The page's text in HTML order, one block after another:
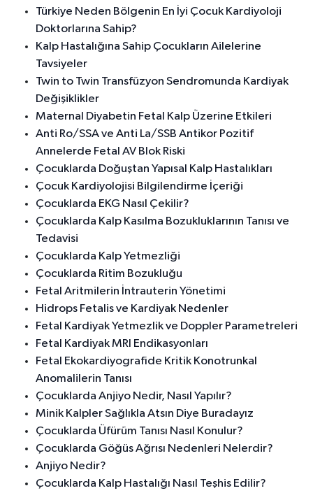
Türkiye Neden Bölgenin En İyi Çocuk Kardiyoloji
Doktorlarına Sahip?
Kalp Hastalığına Sahip Çocukların Ailelerine
Tavsiyeler
Twin to Twin Transfüzyon Sendromunda Kardiyak
Değişiklikler
Maternal Diyabetin Fetal Kalp Üzerine Etkileri
Anti Ro/SSA ve Anti La/SSB Antikor Pozitif
Annelerde Fetal AV Blok Riski
Çocuklarda Doğuştan Yapısal Kalp Hastalıkları
Çocuk Kardiyolojisi Bilgilendirme İçeriği
Çocuklarda EKG Nasıl Çekilir?
Çocuklarda Kalp Kasılma Bozukluklarının Tanısı ve
Tedavisi
Çocuklarda Kalp Yetmezliği
Çocuklarda Ritim Bozukluğu
Fetal Aritmilerin İntrauterin Yönetimi
Hidrops Fetalis ve Kardiyak Nedenler
Fetal Kardiyak Yetmezlik ve Doppler Parametreleri
Fetal Kardiyak MRI Endikasyonları
Fetal Ekokardiyografide Kritik Konotrunkal
Anomalilerin Tanısı
Çocuklarda Anjiyo Nedir, Nasıl Yapılır?
Minik Kalpler Sağlıkla Atsın Diye Buradayız
Çocuklarda Üfürüm Tanısı Nasıl Konulur?
Çocuklarda Göğüs Ağrısı Nedenleri Nelerdir?
Anjiyo Nedir?
Çocuklarda Kalp Hastalığı Nasıl Teşhis Edilir?